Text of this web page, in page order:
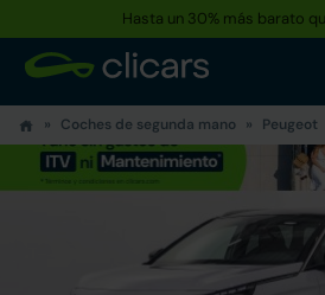
Hasta un 30% más barato
Coches de segunda mano Peugeot